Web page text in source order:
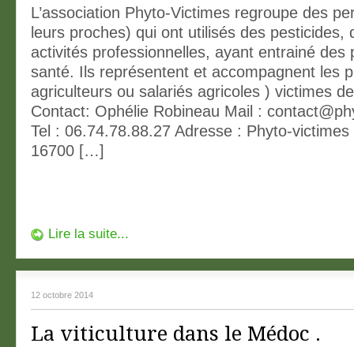
L’association Phyto-Victimes regroupe des
leurs proches) qui ont utilisés des pesticides,
activités professionnelles, ayant entrainé des
santé. Ils représentent et accompagnent les
agriculteurs ou salariés agricoles ) victimes
Contact: Ophélie Robineau Mail :
Tel : 06.74.78.88.27 Adresse : Phyto-
16700 […]
Lire la suite...
12 octobre 2014
La viticulture dans le Médoc .